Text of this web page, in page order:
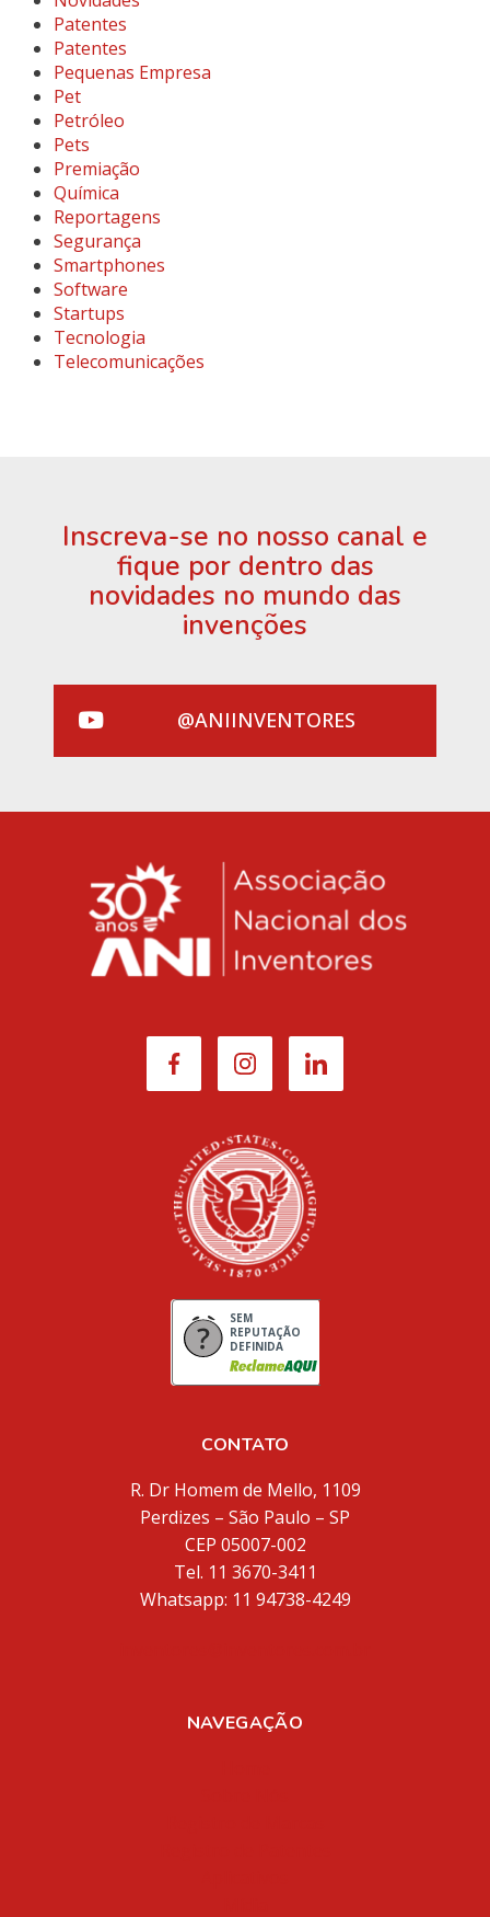
Patentes
Patentes
Pequenas Empresa
Pet
Petróleo
Pets
Premiação
Química
Reportagens
Segurança
Smartphones
Software
Startups
Tecnologia
Telecomunicações
Inscreva-se no nosso canal e
fique por dentro das
novidades no mundo das
invenções
@ANIINVENTORES
SEM
REPUTAÇÃO
DEFINIDA
CONTATO
R. Dr Homem de Mello, 1109
Perdizes – São Paulo – SP
CEP 05007-002
Tel. 11 3670-3411
Whatsapp: 11 94738-4249
NAVEGAÇÃO